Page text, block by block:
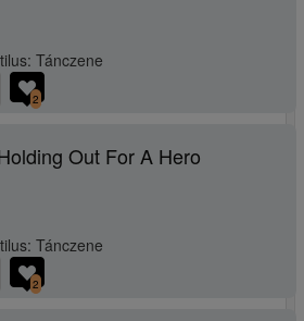
Tánczene
2
Out For A Hero
Tánczene
2